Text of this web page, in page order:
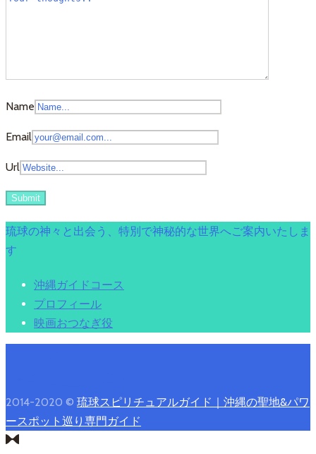
Name
Email
Url
琉球の神々と出会う、特別で神秘的な世界へご案内いたしま
す
沖縄ガイドコース
プロフィール
映画おつなぎ役
2014-2020 © 琉球スピリチュアルガイド｜沖縄の聖地&パワ
ースポット巡り専門ガイド